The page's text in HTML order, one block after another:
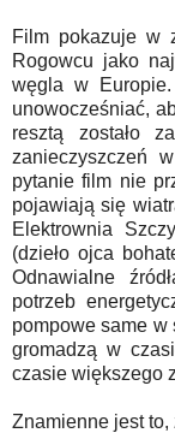
Film pokazuje w
Rogowcu jako
węgla w
unowocześniać,
resztą zostało
zanieczyszczeń
pytanie film nie
pojawiają się
Elektrownia
(dzieło ojca
Odnawialne
potrzeb
pompowe same
gromadzą w
czasie większego
Znamienne jest